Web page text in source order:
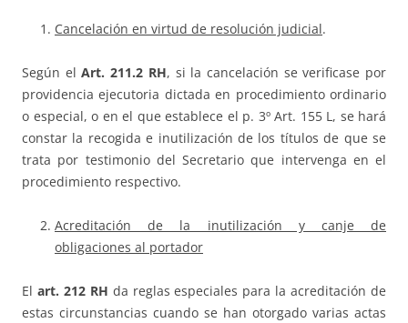
Cancelación en virtud de resolución judicial.
Según elArt. 211.2 RH, si la cancelación se verificase por
providencia ejecutoria dictada en procedimiento ordinario
o especial, o en el que establece el p. 3º Art. 155 L, se hará
constar la recogida e inutilización de los títulos de que se
trata por testimonio del Secretario que intervenga en el
procedimiento respectivo.
Acreditación de la inutilización y canje de
obligaciones al portador
El art. 212 RH da reglas especiales para la acreditación de
estas circunstancias cuando se han otorgado varias actas